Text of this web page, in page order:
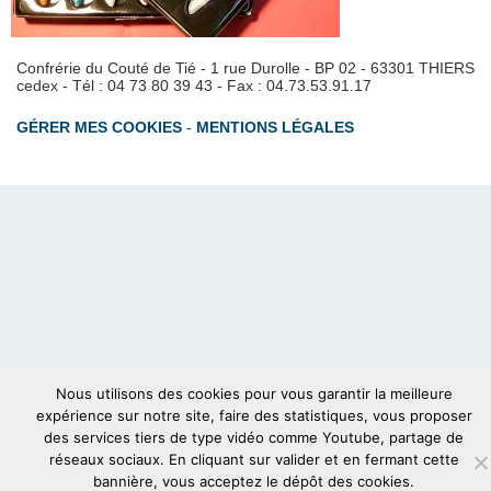
Confrérie du Couté de Tié - 1 rue Durolle - BP 02 - 63301 THIERS
cedex - Tél : 04 73 80 39 43 - Fax : 04.73.53.91.17
GÉRER MES COOKIES - MENTIONS LÉGALES
Nous utilisons des cookies pour vous garantir la meilleure
expérience sur notre site, faire des statistiques, vous proposer
des services tiers de type vidéo comme Youtube, partage de
réseaux sociaux. En cliquant sur valider et en fermant cette
bannière, vous acceptez le dépôt des cookies.